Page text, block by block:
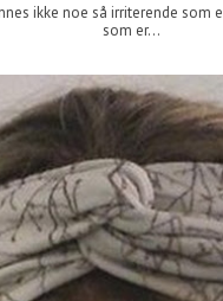
ikke noe så irriterende som
som er...